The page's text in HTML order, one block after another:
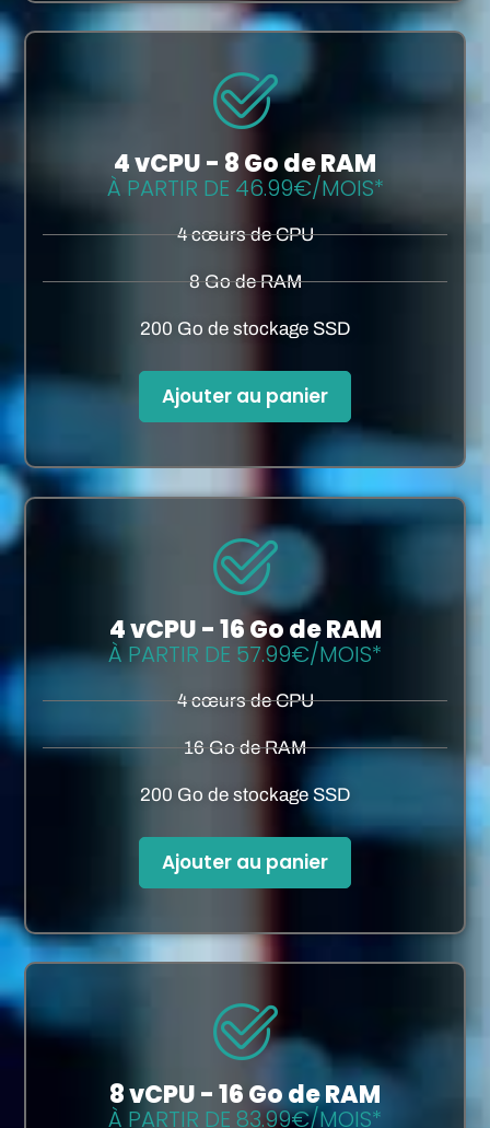
4 vCPU - 8 Go de RAM
À PARTIR DE 46.99€/MOIS*
4 cœurs de CPU
8 Go de RAM
200 Go de stockage SSD
Ajouter au panier
4 vCPU - 16 Go de RAM
À PARTIR DE 57.99€/MOIS*
4 cœurs de CPU
16 Go de RAM
200 Go de stockage SSD
Ajouter au panier
8 vCPU - 16 Go de RAM
À PARTIR DE 83.99€/MOIS*